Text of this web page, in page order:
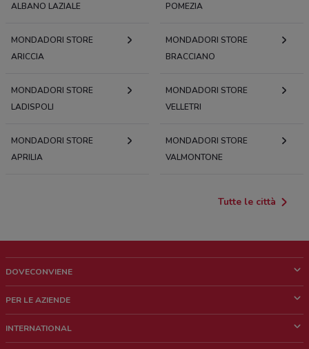
ALBANO LAZIALE
POMEZIA
MONDADORI STORE
ARICCIA
MONDADORI STORE
BRACCIANO
MONDADORI STORE
LADISPOLI
MONDADORI STORE
VELLETRI
MONDADORI STORE
APRILIA
MONDADORI STORE
VALMONTONE
Tutte le città
DOVECONVIENE
Chi siamo
PER LE AZIENDE
Richieste commerciali e marketing
INTERNATIONAL